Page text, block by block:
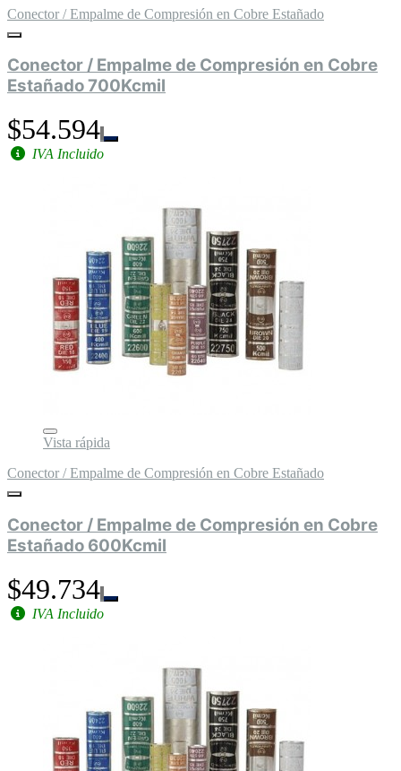
Conector / Empalme de Compresión en Cobre Estañado
Conector / Empalme de Compresión en Cobre
Estañado 700Kcmil
$54.594
IVA Incluido
Vista rápida
Conector / Empalme de Compresión en Cobre Estañado
Conector / Empalme de Compresión en Cobre
Estañado 600Kcmil
$49.734
IVA Incluido